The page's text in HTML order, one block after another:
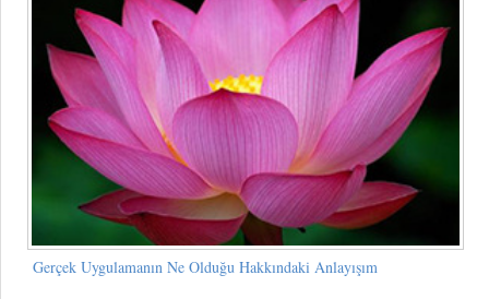
Gerçek Uygulamanın Ne Olduğu Hakkındaki Anlayışım